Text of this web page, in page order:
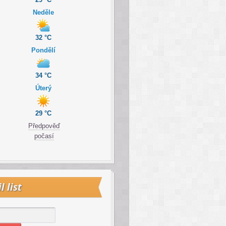
Neděle
32 °C
Pondělí
34 °C
Úterý
29 °C
Předpověď
počasí
list